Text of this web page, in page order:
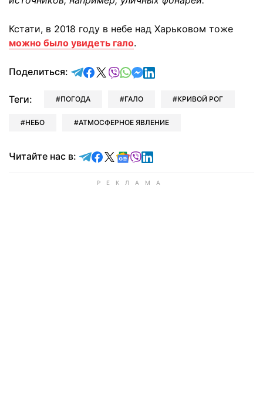
Кстати, в 2018 году в небе над Харьковом тоже
можно было увидеть гало.
Поделиться: отправить в Telegram
поделиться в Facebook
поделиться в X
отправить в Viber
отправить в Whatsapp
отправить в Messenger
отправить в LinkedIn
Теги: ПОГОДА ГАЛО КРИВОЙ РОГ
НЕБО АТМОСФЕРНОЕ ЯВЛЕНИЕ
Читайте нас в: Читайте в Telegram
Читайте в Facebook
Читайте в X
Читайте в Google news
Читайте в Viber
Читайте в LinkedIn